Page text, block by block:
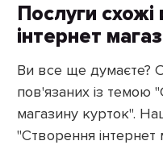
Послуги
інтернет
Ви все ще думаєте?
пов'язаних із темою
магазину курток".
"Створення інтернет